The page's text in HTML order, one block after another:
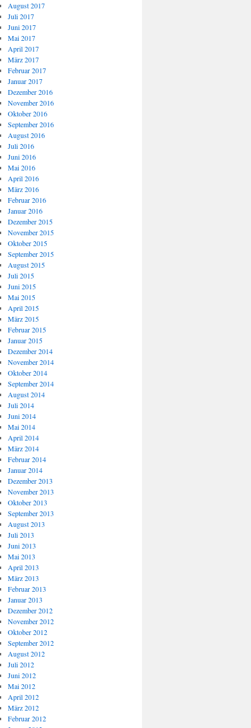
August 2017
Juli 2017
Juni 2017
Mai 2017
April 2017
März 2017
Februar 2017
Januar 2017
Dezember 2016
November 2016
Oktober 2016
September 2016
August 2016
Juli 2016
Juni 2016
Mai 2016
April 2016
März 2016
Februar 2016
Januar 2016
Dezember 2015
November 2015
Oktober 2015
September 2015
August 2015
Juli 2015
Juni 2015
Mai 2015
April 2015
März 2015
Februar 2015
Januar 2015
Dezember 2014
November 2014
Oktober 2014
September 2014
August 2014
Juli 2014
Juni 2014
Mai 2014
April 2014
März 2014
Februar 2014
Januar 2014
Dezember 2013
November 2013
Oktober 2013
September 2013
August 2013
Juli 2013
Juni 2013
Mai 2013
April 2013
März 2013
Februar 2013
Januar 2013
Dezember 2012
November 2012
Oktober 2012
September 2012
August 2012
Juli 2012
Juni 2012
Mai 2012
April 2012
März 2012
Februar 2012